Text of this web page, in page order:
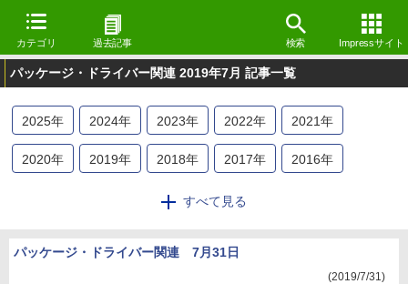
カテゴリ 過去記事 検索 Impressサイト
パッケージ・ドライバー関連 2019年7月 記事一覧
2025年 2024年 2023年 2022年 2021年
2020年 2019年 2018年 2017年 2016年
2013年 2012
すべて見る
パッケージ・ドライバー関連 7月31日
(2019/7/31)